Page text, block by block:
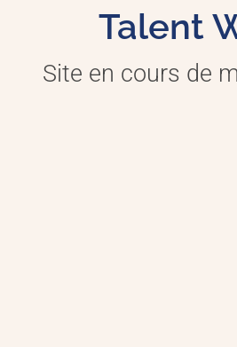
Talent
Site en cours de